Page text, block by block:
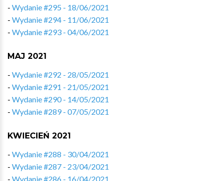
- Wydanie #295 - 18/06/2021
- Wydanie #294 - 11/06/2021
- Wydanie #293 - 04/06/2021
MAJ 2021
- Wydanie #292 - 28/05/2021
- Wydanie #291 - 21/05/2021
- Wydanie #290 - 14/05/2021
- Wydanie #289 - 07/05/2021
KWIECIEŃ 2021
- Wydanie #288 - 30/04/2021
- Wydanie #287 - 23/04/2021
- Wydanie #286 - 16/04/2021